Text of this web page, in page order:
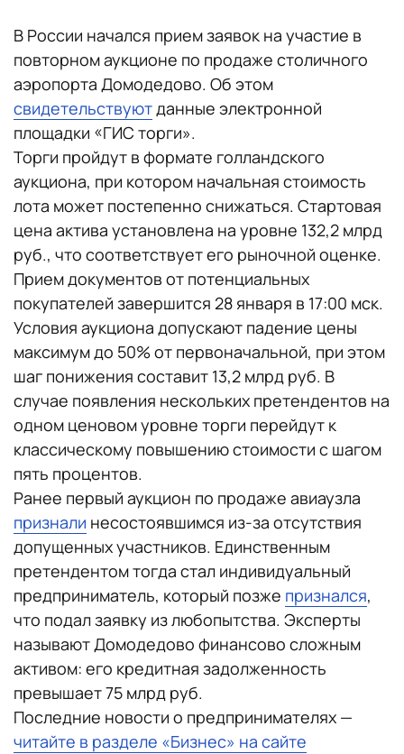
В России начался прием заявок на участие в
повторном аукционе по продаже столичного
аэропорта Домодедово. Об этом
свидетельствуютданные электронной
площадки «ГИС торги».
Торги пройдут в формате голландского
аукциона, при котором начальная стоимость
лота может постепенно снижаться. Стартовая
цена актива установлена на уровне 132,2 млрд
руб., что соответствует его рыночной оценке.
Прием документов от потенциальных
покупателей завершится 28 января в 17:00 мск.
Условия аукциона допускают падение цены
максимум до 50% от первоначальной, при этом
шаг понижения составит 13,2 млрд руб. В
случае появления нескольких претендентов на
одном ценовом уровне торги перейдут к
классическому повышению стоимости с шагом
пять процентов.
Ранее первый аукцион по продаже авиаузла
признали несостоявшимся из-за отсутствия
допущенных участников. Единственным
претендентом тогда стал индивидуальный
предприниматель, который позже признался,
что подал заявку из любопытства. Эксперты
называют Домодедово финансово сложным
активом: его кредитная задолженность
превышает 75 млрд руб.
Последние новости о предпринимателях —
читайте в разделе «Бизнес» на сайте